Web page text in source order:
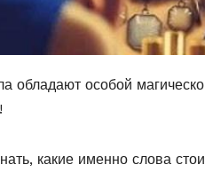
обладают особой
какие именно слова